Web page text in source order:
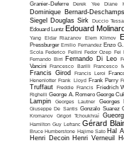
Granier-Deferre
Derek Yee Diane
Dominique Bernard-
Siegel
Douglas Sirk Duccio
Edouard Luntz Edouard
Yang Eldar Riazanov Elem Klimov
Pressburger Emilio Fernandez Enzo
Scola Federico Fellini Fedor Ozep Fei
Fernando Birri Fernando Di Leo
Vancini Francesco Barilli Francesco
Francis Girod Francis Leroi
Henenlotter Frank Lloyd Frank Perry
Truffaut Freddie Francis Friedrich
Righelli George A. Romero George
Lampin Georges Lautner
Georges
Giuseppe De Santis Gonzalo Suarez
Kromanov Grigori Tchoukhraï
Hamilton Guy Lefranc Gérard
Bruce Humberstone Hajime Sato Hal
Henri Decoin Henri Verneuil